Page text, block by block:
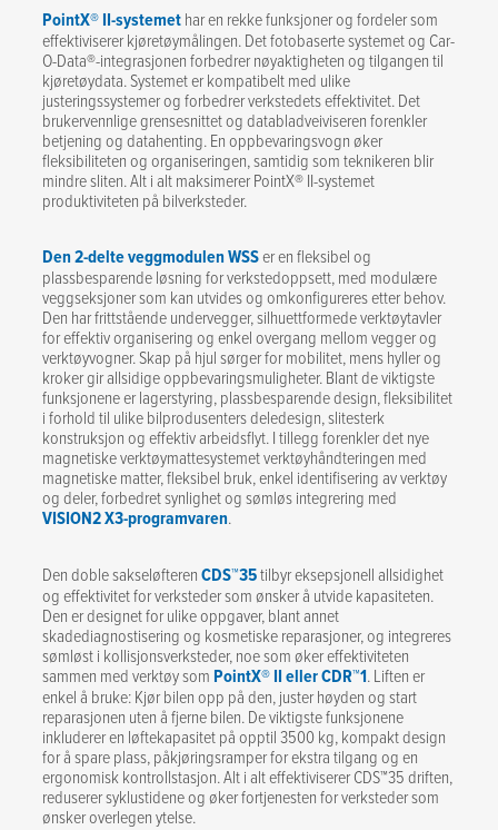
PointX® II-systemethar en rekke funksjoner og fordeler som
effektiviserer kjøretøymålingen. Det fotobaserte systemet og Car-
O-Data®-integrasjonen forbedrer nøyaktigheten og tilgangen til
kjøretøydata. Systemet er kompatibelt med ulike
justeringssystemer og forbedrer verkstedets effektivitet. Det
brukervennlige grensesnittet og databladveiviseren forenkler
betjening og datahenting. En oppbevaringsvogn øker
fleksibiliteten og organiseringen, samtidig som teknikeren blir
mindre sliten. Alt i alt maksimerer PointX® II-systemet
produktiviteten på bilverksteder.
Den 2-delte veggmodulen WSSer en fleksibel og
plassbesparende løsning for verkstedoppsett, med modulære
veggseksjoner som kan utvides og omkonfigureres etter behov.
Den har frittstående undervegger, silhuettformede verktøytavler
for effektiv organisering og enkel overgang mellom vegger og
verktøyvogner. Skap på hjul sørger for mobilitet, mens hyller og
kroker gir allsidige oppbevaringsmuligheter. Blant de viktigste
funksjonene er lagerstyring, plassbesparende design, fleksibilitet
i forhold til ulike bilprodusenters deledesign, slitesterk
konstruksjon og effektiv arbeidsflyt. I tillegg forenkler det nye
magnetiske verktøymattesystemet verktøyhåndteringen med
magnetiske matter, fleksibel bruk, enkel identifisering av verktøy
og deler, forbedret synlighet og sømløs integrering med
VISION2 X3-programvaren.
Den doble sakseløfterenCDS™35tilbyr eksepsjonell allsidighet
og effektivitet for verksteder som ønsker å utvide kapasiteten.
Den er designet for ulike oppgaver, blant annet
skadediagnostisering og kosmetiske reparasjoner, og integreres
sømløst i kollisjonsverksteder, noe som øker effektiviteten
sammen med verktøy som PointX® II eller CDR™1. Liften er
enkel å bruke: Kjør bilen opp på den, juster høyden og start
reparasjonen uten å fjerne bilen. De viktigste funksjonene
inkluderer en løftekapasitet på opptil 3500 kg, kompakt design
for å spare plass, påkjøringsramper for ekstra tilgang og en
ergonomisk kontrollstasjon. Alt i alt effektiviserer CDS™35 driften,
reduserer syklustidene og øker fortjenesten for verksteder som
ønsker overlegen ytelse.